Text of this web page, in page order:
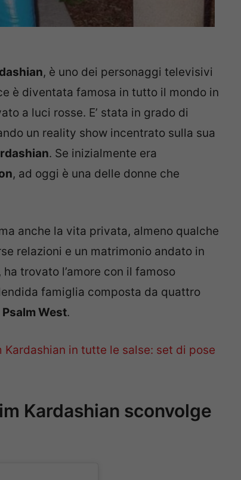
, è uno dei personaggi televisivi
è diventata famosa in tutto il mondo in
a luci rosse. E’ stata in grado di
un reality show incentrato sulla sua
. Se inizialmente era
, ad oggi è una delle donne che
anche la vita privata, almeno qualche
relazioni e un matrimonio andato in
, ha trovato l’amore con il famoso
famiglia composta da quattro
Psalm West.
Kardashian in tutte le salse: set di pose
Kardashian sconvolge